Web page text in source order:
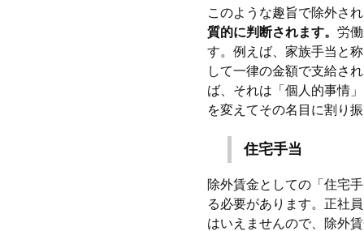
このような趣旨で除外さ
質的に判断されます。 労
す。例えば、家族手当と
して一律の金額で支給さ
ば、それは「個人的事情
を変えてその名目に割り
住宅手当
除外賃金としての「住宅
る必要があります。正社
はいえませんので、除外